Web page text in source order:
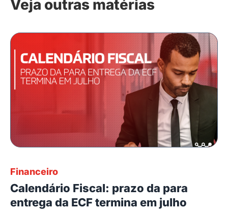
Veja outras matérias
Financeiro
Calendário Fiscal: prazo da para
entrega da ECF termina em julho